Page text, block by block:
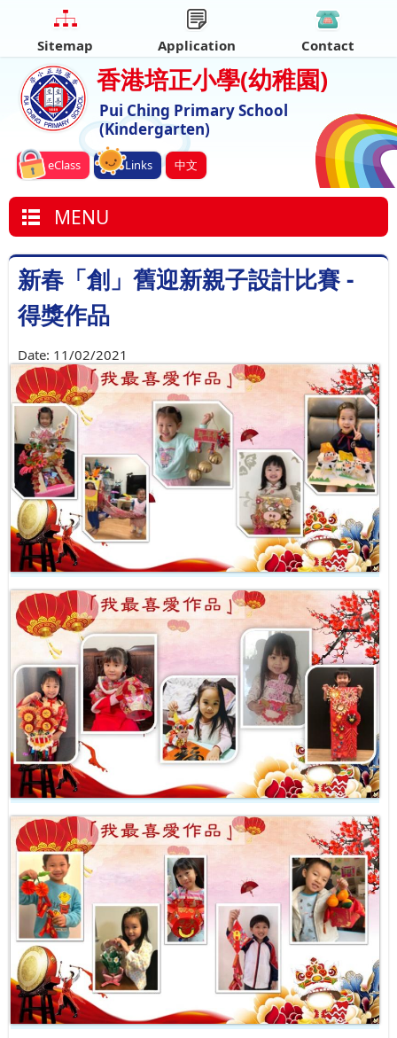
香港培正小學(幼稚園)
Pui Ching Primary School
(Kindergarten)
eClass Links 中文
Sitemap Application Contact
MENU
新春「創」舊迎新親子設計比賽 -
得獎作品
Date: 11/02/2021